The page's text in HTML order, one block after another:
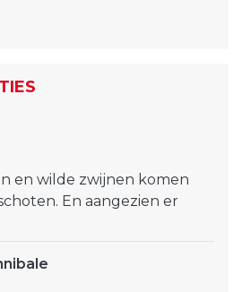
en wilde zwijnen komen
En aangezien er